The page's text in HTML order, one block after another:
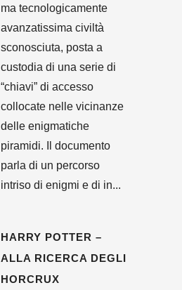
ma tecnologicamente
avanzatissima civiltà
sconosciuta, posta a
custodia di una serie di
“chiavi” di accesso
collocate nelle vicinanze
delle enigmatiche
piramidi. Il documento
parla di un percorso
intriso di enigmi e di in...
HARRY POTTER –
ALLA RICERCA DEGLI
HORCRUX